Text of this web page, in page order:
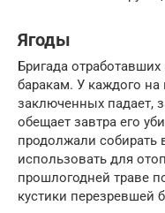
Ягоды
Бригада
баракам. У каждого
заключенных падает,
обещает завтра его
продолжали собирать
использовать для
прошлогодней траве
кустики перезревшей